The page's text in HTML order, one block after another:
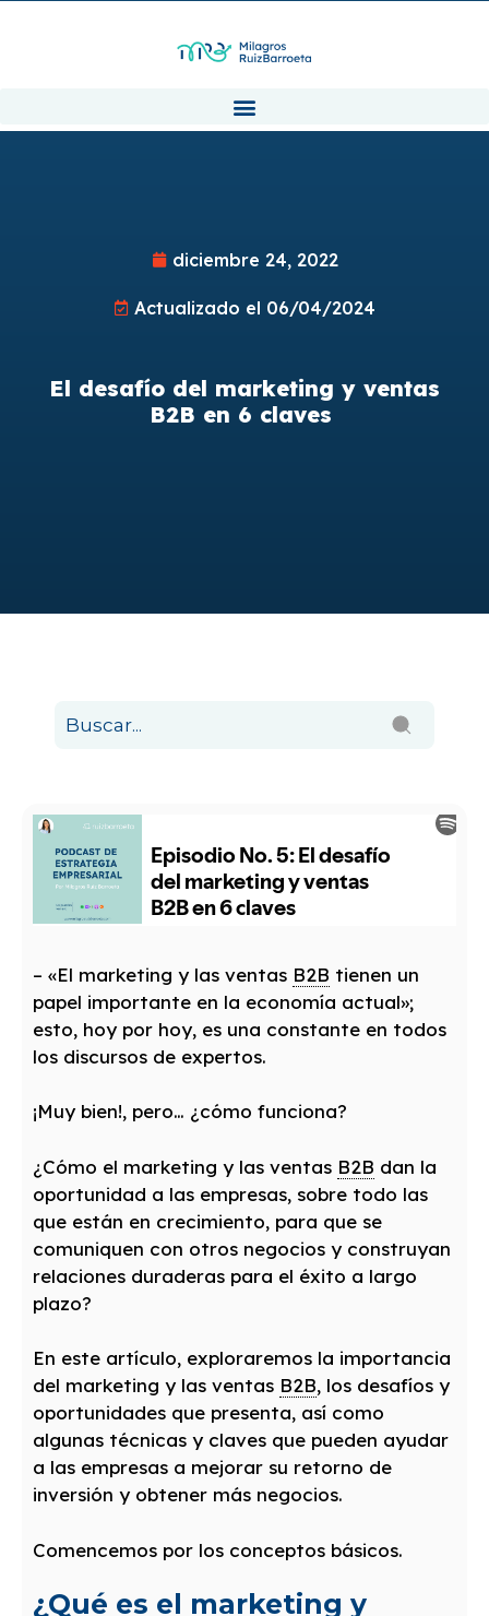
diciembre 24, 2022
Actualizado el 06/04/2024
El desafío del marketing y ventas
B2B en 6 claves
– «El marketing y las ventas B2B tienen un
papel importante en la economía actual»;
esto, hoy por hoy, es una constante en todos
los discursos de expertos.
¡Muy bien!, pero… ¿cómo funciona?
¿Cómo el marketing y las ventas B2B dan la
oportunidad a las empresas, sobre todo las
que están en crecimiento, para que se
comuniquen con otros negocios y construyan
relaciones duraderas para el éxito a largo
plazo?
En este artículo, exploraremos la importancia
del marketing y las ventas B2B, los desafíos y
oportunidades que presenta, así como
algunas técnicas y claves que pueden ayudar
a las empresas a mejorar su retorno de
inversión y obtener más negocios.
Comencemos por los conceptos básicos.
¿Qué es el marketing y